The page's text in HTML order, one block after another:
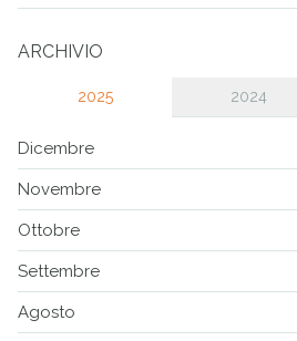
ARCHIVIO
2025 2024
Dicembre
Novembre
Ottobre
Settembre
Agosto